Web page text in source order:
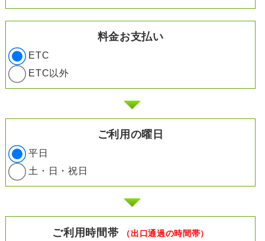
料金お支払い
ETC
ETC以外
ご利用の曜日
平日
土・日・祝日
ご利用時間帯 （出口通過の時間帯）